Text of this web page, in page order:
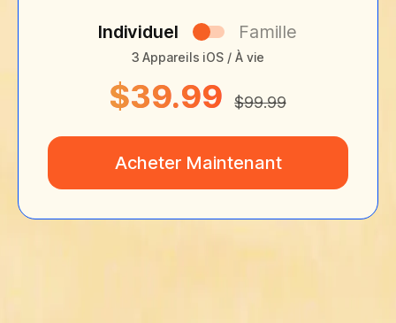
Individuel Famille
3 Appareils iOS / À vie
$39.99 $99.99
Acheter Maintenant